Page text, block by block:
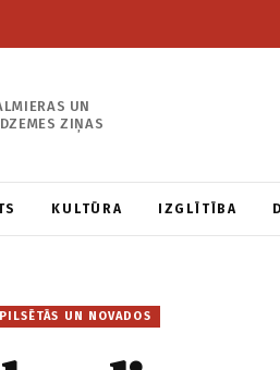
UN
ZIŅAS
KULTŪRA IZGLĪTĪBA
PILSĒTĀS UN NOVADOS